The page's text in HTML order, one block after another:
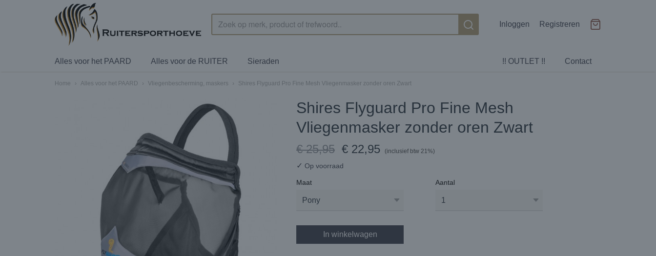
Inloggen Registreren
Contact
!! OUTLET !!
Alles voor het PAARD Alles voor de RUITER Sieraden
Home › Alles voor het PAARD › Vliegenbescherming, maskers › Shires Flyguard Pro Fine Mesh Vliegenmasker zonder oren Zwart
Shires Flyguard Pro Fine Mesh
Vliegenmasker zonder oren Zwart
€ 25,95 € 22,95 (inclusief btw 21%)
✓ Op voorraad
Maat Aantal
In winkelwagen